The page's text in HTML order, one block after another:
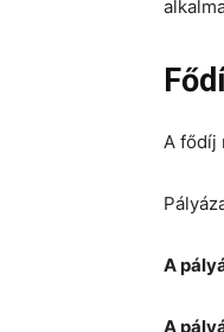
A fődíj
A
A